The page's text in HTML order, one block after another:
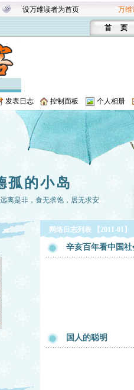
设万维读者为首页 万维
首 页
发表日志 控制面板 个人相册
孤的小岛
离是非，食无求饱，居无求安
网络日志列表 【2011-01】
辛亥百年看中国
国人的聪明